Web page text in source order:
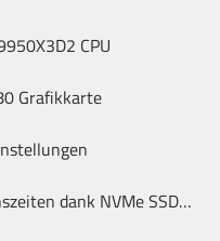
CPU
Grafikkarte
dank NVMe SSD-